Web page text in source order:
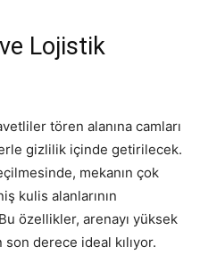
Lojistik
tören alanına camları
gizlilik içinde getirilecek.
mekanın çok
kulis alanlarının
özellikler, arenayı yüksek
derece ideal kılıyor.